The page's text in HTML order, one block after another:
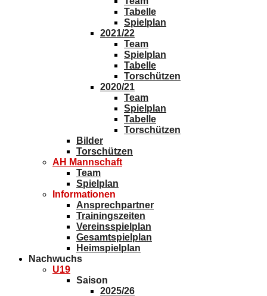
Tabelle
Spielplan
2021/22
Team
Spielplan
Tabelle
Torschützen
2020/21
Team
Spielplan
Tabelle
Torschützen
Bilder
Torschützen
AH Mannschaft
Team
Spielplan
Informationen
Ansprechpartner
Trainingszeiten
Vereinsspielplan
Gesamtspielplan
Heimspielplan
Nachwuchs
U19
Saison
2025/26